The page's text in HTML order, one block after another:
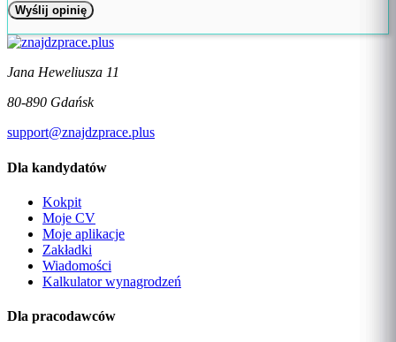
Jana Heweliusza 11
80-890 Gdańsk
support@znajdzprace.plus
Dla kandydatów
Kokpit
Moje CV
Moje aplikacje
Zakładki
Wiadomości
Kalkulator wynagrodzeń
Dla pracodawców